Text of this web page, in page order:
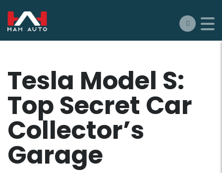
Tesla Model S:
Top Secret Car
Collector’s
Garage